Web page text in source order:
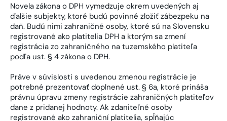
Novela zákona o DPH vymedzuje okrem uvedených aj
ďalšie subjekty, ktoré budú povinné zložiť zábezpeku na
daň. Budú nimi zahraničné osoby, ktoré sú na Slovensku
registrované ako platitelia DPH a ktorým sa zmení
registrácia zo zahraničného na tuzemského platiteľa
podľa ust. § 4 zákona o DPH.
Práve v súvislosti s uvedenou zmenou registrácie je
potrebné prezentovať doplnené ust. § 6a, ktoré prináša
právnu úpravu zmeny registrácie zahraničných platiteľov
dane z pridanej hodnoty. Ak zdaniteľné osoby
registrované ako zahraniční platitelia, spĺňajúc